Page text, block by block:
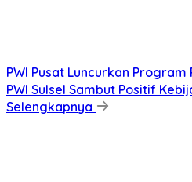
PWI Pusat Luncurkan Program
PWI Sulsel Sambut Positif
Selengkapnya